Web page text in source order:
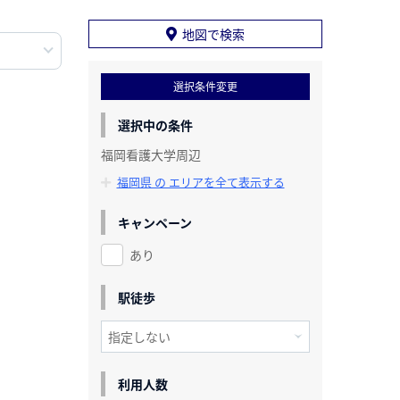
地図で検索
選択条件変更
選択中の条件
福岡看護大学周辺
福岡県 の エリアを全て表示する
キャンペーン
あり
駅徒歩
利用人数